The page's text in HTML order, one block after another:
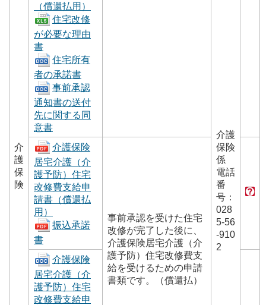
介
護
保
険
介護
保険
係
電話
番
号：
028
5-56
-910
2
（償還払用）
住宅改修
が必要な理由
書
住宅所有
者の承諾書
事前承認
通知書の送付
先に関する同
意書
介護保険
居宅介護（介
護予防）住宅
改修費支給申
請書（償還払
用）
振込承諾
書
事前承認を受けた住宅
改修が完了した後に、
介護保険居宅介護（介
護予防）住宅改修費支
給を受けるための申請
書類です。（償還払）
介護保険
居宅介護（介
護予防）住宅
改修費支給申